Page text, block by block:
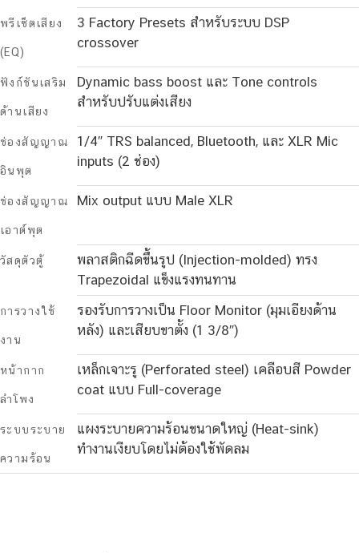
พรีเซ็ตเสียง
(EQ)
3 Factory Presets สำหรับระบบ DSP
crossover
ฟังก์ชันเสริม
ด้านเสียง
Dynamic bass boost และ Tone controls
สำหรับปรับแต่งเสียง
ช่องสัญญาณ
อินพุต
1/4″ TRS balanced, Bluetooth, และ XLR Mic
inputs (2 ช่อง)
ช่องสัญญาณ
เอาต์พุต
Mix output แบบ Male XLR
วัสดุตัวตู้
พลาสติกฉีดขึ้นรูป (Injection-molded) ทรง
Trapezoidal แข็งแรงทนทาน
การวางใช้
งาน
รองรับการวางเป็น Floor Monitor (มุมเอียงด้าน
หลัง) และเสียบขาตั้ง (1 3/8″)
หน้ากาก
ลำโพง
เหล็กเจาะรู (Perforated steel) เคลือบสี Powder
coat แบบ Full-coverage
ระบบระบาย
ความร้อน
แผงระบายความร้อนขนาดใหญ่ (Heat-sink)
ทำงานเงียบโดยไม่ต้องใช้พัดลม